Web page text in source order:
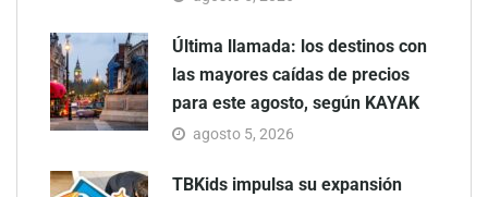
Última llamada: los destinos con
las mayores caídas de precios
para este agosto, según KAYAK
agosto 5, 2026
TBKids impulsa su expansión